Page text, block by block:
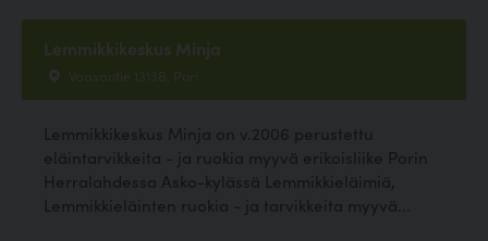
Lemmikkikeskus Minja
Vaasantie 1313B, Pori
Lemmikkikeskus Minja on v.2006 perustettu
eläintarvikkeita - ja ruokia myyvä erikoisliike Porin
Herralahdessa Asko-kylässä Lemmikkieläimiä,
Lemmikkieläinten ruokia - ja tarvikkeita myyvä...